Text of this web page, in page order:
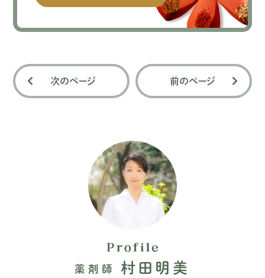
次のページ 前のページ
薬剤師 村田明美